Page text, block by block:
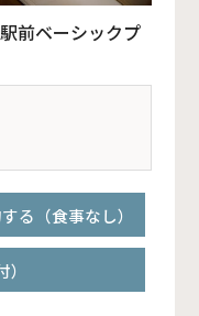
前ベーシックプ
る（食事なし）